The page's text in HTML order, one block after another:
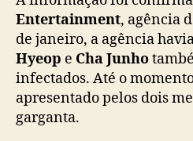
Entertainment, agência
de janeiro, a agência
Hyeop e Cha Junho
infectados. Até o
apresentado pelos dois
garganta.